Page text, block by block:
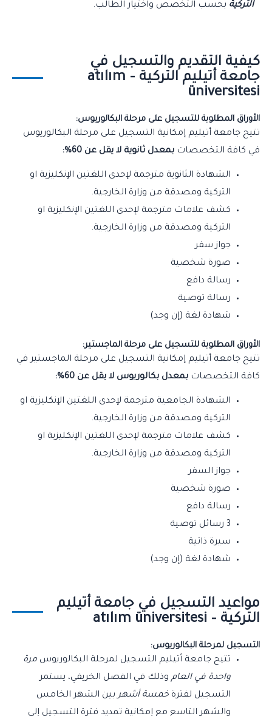
التركية بحسب التخصص واختيار الطالب.
كيفية التقديم والتسجيل في
جامعة أتيليم التركية – atılım
üniversitesi
الأوراق المطلوبة للتسجيل على مرحلة البكالوريوس:
تتيح جامعة أتيليم إمكانية التسجيل على مرحلة البكالوريوس
في كافة التخصصات بمعدل ثانوية لا يقل عن 60%:
الشهادة الثانوية مترجمة لإحدى اللغتين الإنكليزية او
التركية ومصدقة من وزارة الخارجية.
كشف علامات مترجمة لإحدى اللغتين الإنكليزية او
التركية ومصدقة من وزارة الخارجية.
جواز سفر
صورة شخصية
رسالة دافع
رسالة توصية
شهادة لغة (إن وجد)
الأوراق المطلوبة للتسجيل على مرحلة الماجستير:
تتيح جامعة أتيليم إمكانية التسجيل على مرحلة الماجستير في
كافة التخصصات بمعدل بكالوريوس لا يقل عن 60%:
الشهادة الجامعية مترجمة لإحدى اللغتين الإنكليزية او
التركية ومصدقة من وزارة الخارجية.
كشف علامات مترجمة لإحدى اللغتين الإنكليزية او
التركية ومصدقة من وزارة الخارجية.
جواز السفر
صورة شخصية
رسالة دافع
3 رسائل توصية
سيرة ذاتية
شهادة لغة (إن وجد)
مواعيد التسجيل في جامعة أتيليم
التركية – atılım üniversitesi
التسجيل لمرحلة البكالوريوس:
تتيح جامعة أتيليم التسجيل لمرحلة البكالوريوس مرة
واحدة في العام وذلك في الفصل الخريفي، يستمر
التسجيل لفترة خمسة أشهربين الشهر الخامس
والشهر التاسع مع إمكانية تمديد فترة التسجيل إلى